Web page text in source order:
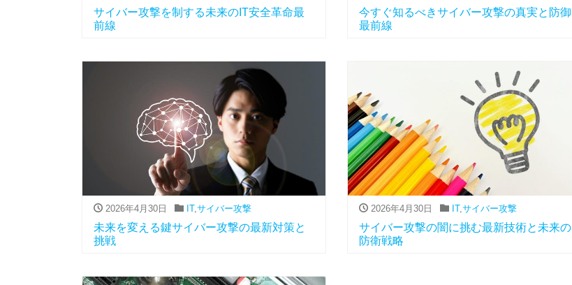
サイバー攻撃を制する未来のIT安全革命最
前線
今すぐ知るべきサイバー攻撃の真実と防御
最前線
2026年4月30日 IT,サイバー攻撃
未来を変える鍵サイバー攻撃の最新対策と
挑戦
2026年4月30日 IT,サイバー攻撃
サイバー攻撃の闇に挑む最新技術と未来の
防衛戦略